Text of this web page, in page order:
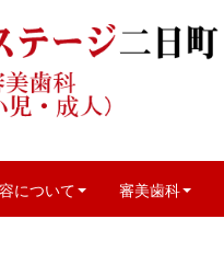
について 審美歯科
、雑記 |DFS2